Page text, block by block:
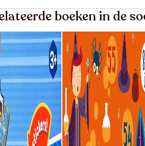
boeken in de